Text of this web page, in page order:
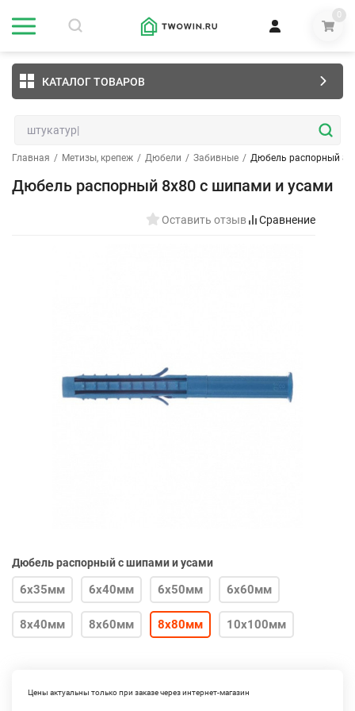
0
КАТАЛОГ ТОВАРОВ
Главная / Метизы, крепеж / Дюбели / Забивные / Дюбель распорный
Дюбель распорный 8х80 с шипами и усами
Оставить отзыв Сравнение
Дюбель распорный с шипами и усами
6х35мм 6х40мм 6х50мм 6х60мм
8х40мм 8х60мм 8х80мм 10х100мм
Цены актуальны только при заказе через интернет-магазин